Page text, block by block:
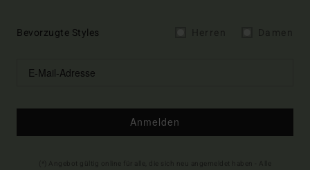
Bevorzugte Styles
Anmelden